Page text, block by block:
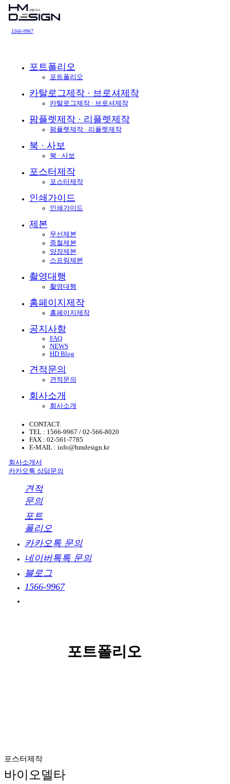
1566-9967
포트폴리오
포트폴리오
카탈로그제작 · 브로셔제작
카탈로그제작 · 브로셔제작
팜플렛제작 · 리플렛제작
팜플렛제작 · 리플렛제작
북 · 사보
북 · 사보
포스터제작
포스터제작
인쇄가이드
인쇄가이드
제본
무선제본
중철제본
양장제본
스프링제본
촬영대행
촬영대행
홈페이지제작
홈페이지제작
공지사항
FAQ
NEWS
HD Blog
견적문의
견적문의
회사소개
회사소개
CONTACT.
TEL : 1566-9967 / 02-566-8020
FAX : 02-561-7785
E-MAIL : info@hmdesign.kr
회사소개서
카카오톡 상담문의
견적
문의
포트
폴리오
카카오톡 문의
네이버톡톡 문의
블로그
1566-9967
포트폴리오
포스터제작
바이오델타